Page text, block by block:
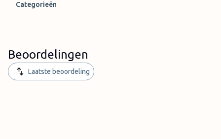
Categorieën
Beoordelingen
Laatste beoordeling